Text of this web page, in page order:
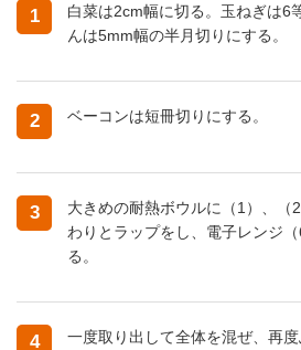
1
白菜は2cm幅に切る。玉ねぎは6
んは5mm幅の半月切りにする。
2 ベーコンは短冊切りにする。
3
大きめの耐熱ボウルに（1）、（
わりとラップをし、電子レンジ
る。
4
一度取り出して全体を混ぜ、再度